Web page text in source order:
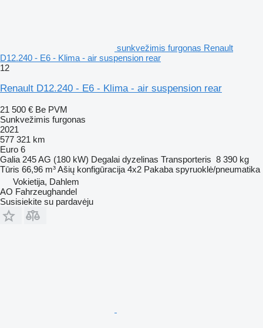
sunkvežimis furgonas Renault
D12.240 - E6 - Klima - air suspension rear
12
Renault D12.240 - E6 - Klima - air suspension rear
21 500 € Be PVM
Sunkvežimis furgonas
2021
577 321 km
Euro 6
Galia 245 AG (180 kW) Degalai dyzelinas Transporteris 8 390 kg
Tūris 66,96 m³Ašių konfigūracija 4x2 Pakaba spyruoklė/pneumatika
Vokietija, Dahlem
AO Fahrzeughandel
Susisiekite su pardavėju